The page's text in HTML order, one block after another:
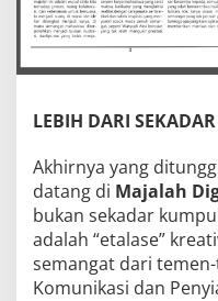
LEBIH DARI
Akhirnya yang
datang di Majalah
bukan sekadar
adalah “etalase”
semangat dari
Komunikasi dan